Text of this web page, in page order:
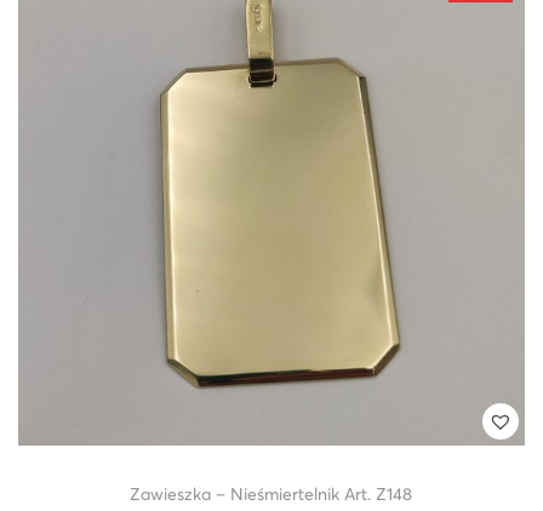
Zawieszka – Nieśmiertelnik Art. Z148